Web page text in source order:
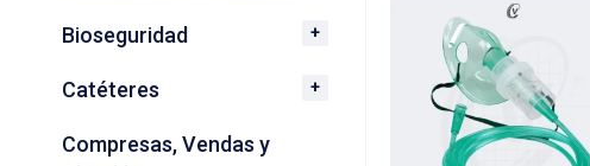
Bioseguridad
Catéteres
Compresas, Vendas y